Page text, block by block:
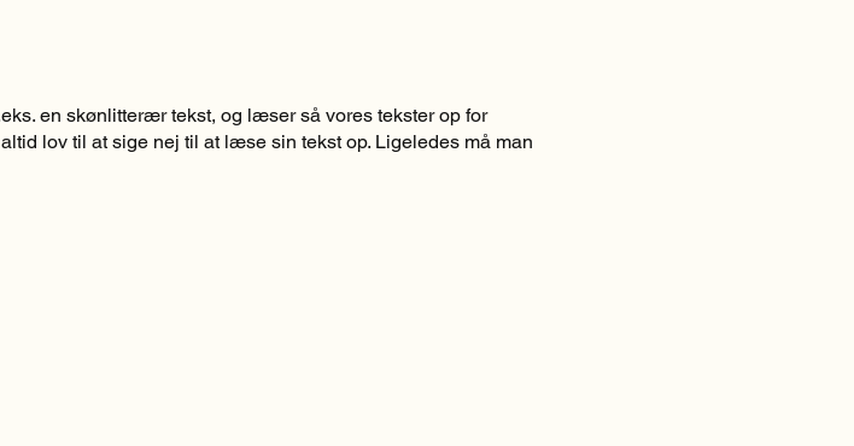
en skønlitterær tekst, og læser så vores tekster op for
lov til at sige nej til at læse sin tekst op. Ligeledes må man